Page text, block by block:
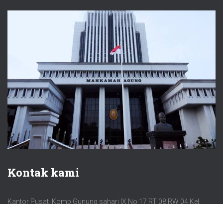
Kontak kami
Kantor Pusat. Komp Gunung sahari IX No 17 RT 08 RW 04 Kel.